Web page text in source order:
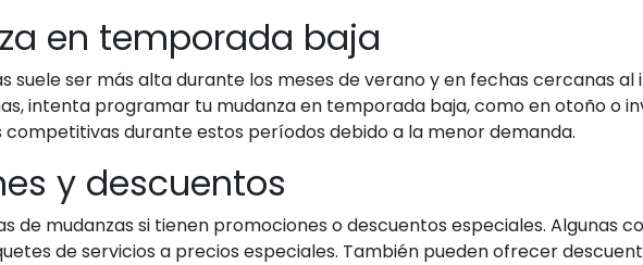
en temporada baja
suele ser más alta durante los meses de verano y en fechas cercanas al
intenta programar tu mudanza en temporada baja, como en otoño o
durante estos períodos debido a la menor demanda.
y descuentos
de mudanzas si tienen promociones o descuentos especiales. Algunas
de servicios a precios especiales. También pueden ofrecer